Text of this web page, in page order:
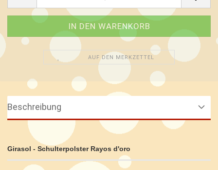
AUF DEN MERKZETTEL
Beschreibung
Girasol - Schulterpolster Rayos d'oro